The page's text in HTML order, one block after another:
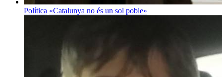
Política «Catalunya no és un sol poble»